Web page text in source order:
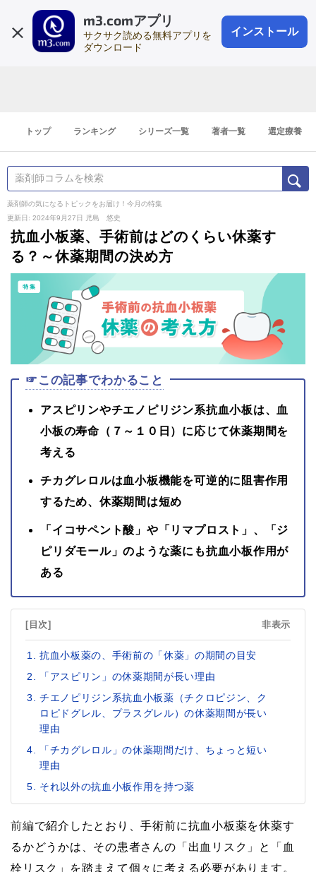
m3.comアプリ
サクサク読める無料アプリを
ダウンロード
インストール
会員登録
登録1分
トップ ランキング シリーズ一覧 著者一覧 選定療養
薬剤師の気になるトピックをお届け！今月の特集
更新日: 2024年9月27日
児島 悠史
抗血小板薬、手術前はどのくらい休薬す
る？～休薬期間の決め方
☞この記事でわかること
アスピリンやチエノピリジン系抗血小板は、血
小板の寿命（７～１０日）に応じて休薬期間を
考える
チカグレロルは血小板機能を可逆的に阻害作用
するため、休薬期間は短め
「イコサペント酸」や「リマプロスト」、「ジ
ピリダモール」のような薬にも抗血小板作用が
ある
[目次] 非表示
抗血小板薬の、手術前の「休薬」の期間の目安
「アスピリン」の休薬期間が長い理由
チエノピリジン系抗血小板薬（チクロピジン、ク
ロピドグレル、プラスグレル）の休薬期間が長い
理由
「チカグレロル」の休薬期間だけ、ちょっと短い
理由
それ以外の抗血小板作用を持つ薬
前編で紹介したとおり、手術前に抗血小板薬を休薬す
るかどうかは、その患者さんの「出血リスク」と「血
栓リスク」を踏まえて個々に考える必要があります。